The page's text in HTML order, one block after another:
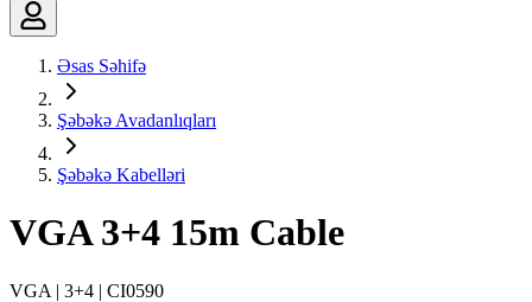
Əsas Səhifə
Şəbəkə Avadanlıqları
Şəbəkə Kabelləri
VGA 3+4 15m Cable
VGA | 3+4 | CI0590